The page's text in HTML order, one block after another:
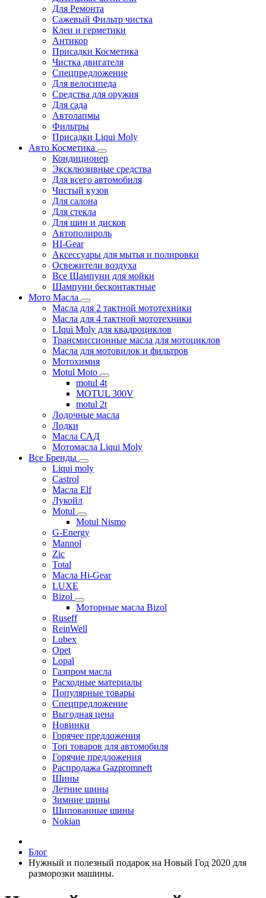
Для Ремонта
Сажевый Фильтр чистка
Клеи и герметики
Антикор
Присадки Косметика
Чистка двигателя
Спецпредложение
Для велосипеда
Средства для оружия
Для сада
Автолапмы
Фильтры
Присадки Liqui Moly
Авто Косметика
Кондиционер
Эксклюзивные средства
Для всего автомобиля
Чистый кузов
Для салона
Для стекла
Для шин и дисков
Автополироль
HI-Gear
Аксессуары для мытья и полировки
Освежители воздуха
Все Шампуни для мойки
Шампуни бесконтактные
Мото Масла
Масла для 2 тактной мототехники
Масла для 4 тактной мототехники
LIqui Moly для квадроциклов
Трансмиссионные масла для мотоциклов
Масла для мотовилок и фильтров
Мотохимия
Motul Moto
motul 4t
MOTUL 300V
motul 2t
Лодочные масла
Лодки
Масла САД
Мотомасла Liqui Moly
Все Бренды
Liqui moly
Castrol
Масла Elf
Лукойл
Motul
Motul Nismo
G-Energy
Mannol
Zic
Total
Масла Hi-Gear
LUXE
Bizol
Моторные масла Bizol
Ruseff
ReinWell
Lubex
Opet
Lopal
Газпром масла
Расходные материалы
Популярные товары
Спецпредложение
Выгодная цена
Новинки
Горячее предложения
Топ товаров для автомобиля
Горячие предложения
Распродажа Gazpromneft
Шины
Летние шины
Зимние шины
Шипованные шины
Nokian
Блог
Нужный и полезный подарок на Новый Год 2020 для
разморозки машины.